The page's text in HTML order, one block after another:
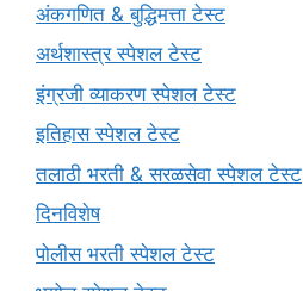
अंकगणित & बुद्धिमत्ता टेस्ट
अर्थशास्त्र स्पेशल टेस्ट
इंग्रजी व्याकरण स्पेशल टेस्ट
इतिहास स्पेशल टेस्ट
तलाठी भरती & सरळसेवा स्पेशल टेस्ट
दिनविशेष
पोलीस भरती स्पेशल टेस्ट